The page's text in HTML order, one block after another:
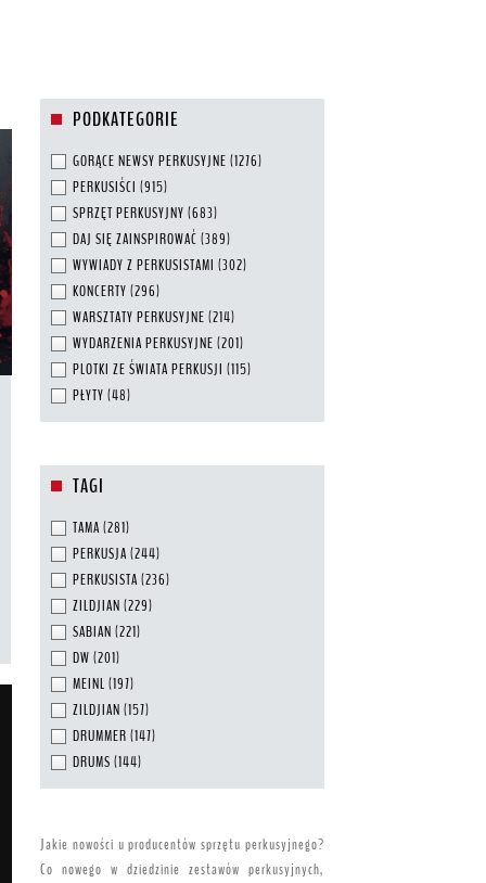
PODKATEGORIE
GORĄCE NEWSY PERKUSYJNE(1276)
PERKUSIŚCI(915)
SPRZĘT PERKUSYJNY(683)
DAJ SIĘ ZAINSPIROWAĆ(389)
WYWIADY Z PERKUSISTAMI(302)
KONCERTY(296)
WARSZTATY PERKUSYJNE(214)
WYDARZENIA PERKUSYJNE(201)
PLOTKI ZE ŚWIATA PERKUSJI(115)
PŁYTY(48)
TAGI
TAMA(281)
PERKUSJA(244)
PERKUSISTA(236)
ZILDJIAN(229)
SABIAN(221)
DW(201)
MEINL(197)
ZILDJIAN(157)
DRUMMER(147)
DRUMS(144)
Jakie nowości u producentów sprzętu perkusyjnego?
Co nowego w dziedzinie zestawów perkusyjnych,